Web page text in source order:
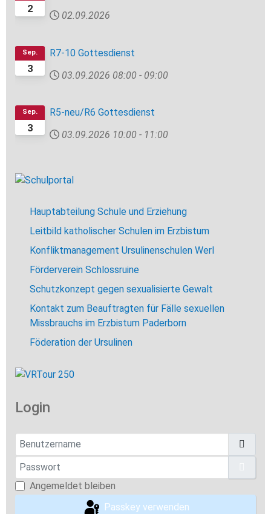
2
02.09.2026
3
Sep.
R7-10 Gottesdienst
03.09.2026 08:00 - 09:00
3
Sep.
R5-neu/R6 Gottesdienst
03.09.2026 10:00 - 11:00
Hauptabteilung Schule und Erziehung
Leitbild katholischer Schulen im Erzbistum
Konfliktmanagement Ursulinenschulen Werl
Förderverein Schlossruine
Schutzkonzept gegen sexualisierte Gewalt
Kontakt zum Beauftragten für Fälle sexuellen
Missbrauchs im Erzbistum Paderborn
Föderation der Ursulinen
Login
Benutzername
Passwort
Angemeldet bleiben
Passkey verwenden